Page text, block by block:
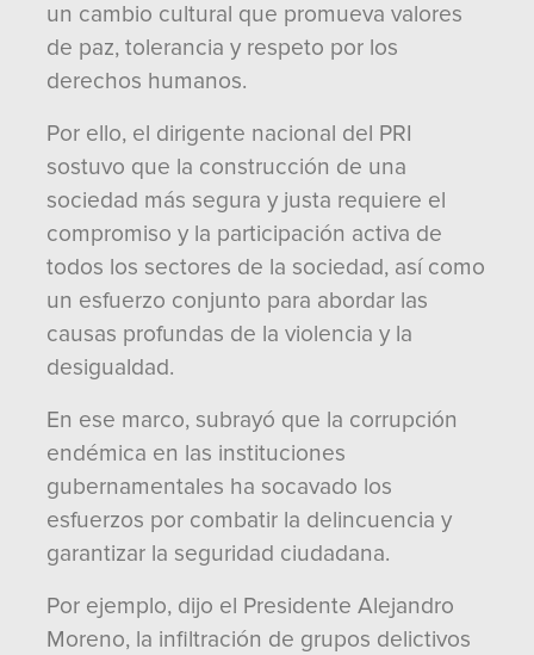
un cambio cultural que promueva valores
de paz, tolerancia y respeto por los
derechos humanos.
Por ello, el dirigente nacional del PRI
sostuvo que la construcción de una
sociedad más segura y justa requiere el
compromiso y la participación activa de
todos los sectores de la sociedad, así como
un esfuerzo conjunto para abordar las
causas profundas de la violencia y la
desigualdad.
En ese marco, subrayó que la corrupción
endémica en las instituciones
gubernamentales ha socavado los
esfuerzos por combatir la delincuencia y
garantizar la seguridad ciudadana.
Por ejemplo, dijo el Presidente Alejandro
Moreno, la infiltración de grupos delictivos